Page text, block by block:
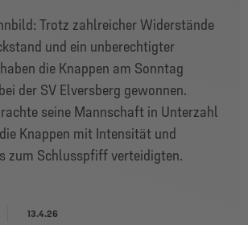
Trotz zahlreicher Widerstände
und ein unberechtigter
die Knappen am Sonntag
der SV Elversberg gewonnen.
seine Mannschaft in Unterzahl
Knappen mit Intensität und
zum Schlusspfiff verteidigten.
13.4.26